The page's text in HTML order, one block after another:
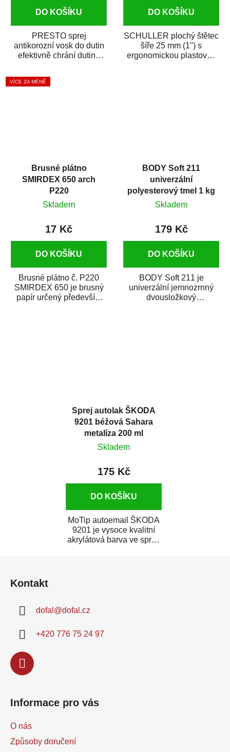
DO KOŠÍKU
PRESTO sprej
antikorozní vosk do dutin
efektivně chrání dutiny
rezavění, jako...
DO KOŠÍKU
SCHULLER plochý štětec
šíře 25 mm (1") s
ergonomickou plastovou
VÍCE ZA MÉNĚ
Brusné plátno
SMIRDEX 650 arch
P220
Skladem
17 Kč
DO KOŠÍKU
Brusné plátno č. P220
SMIRDEX 650 je brusný
papír určený především
BODY Soft 211
univerzální
polyesterový tmel 1 kg
Skladem
179 Kč
DO KOŠÍKU
BODY Soft 211 je
univerzální jemnozrnný
dvousložkový
Sprej autolak ŠKODA
9201 béžová Sahara
metalíza 200 ml
Skladem
175 Kč
DO KOŠÍKU
MoTip autoemail ŠKODA
9201 je vysoce kvalitní
akrylátová barva ve spreji
Kontakt
dofal @dofal.cz
+420 776 75 24 97
Informace pro vás
O nás
Způsoby doručení